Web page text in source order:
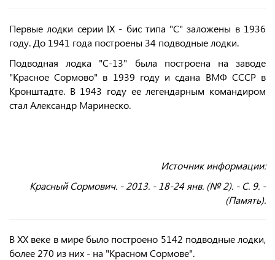
Первые лодки серии IX - бис типа "С" заложены в 1936
году. До 1941 года построены 34 подводные лодки.
Подводная лодка "С-13" была построена на заводе
"Красное Сормово" в 1939 году и сдана ВМФ СССР в
Кронштадте. В 1943 году ее легендарным командиром
стал Александр Маринеско.
Источник информации:
Красный Сормович. - 2013. - 18-24 янв. (№ 2). - С. 9. -
(Память).
В ХХ веке в мире было построено 5142 подводные лодки,
более 270 из них - на "Красном Сормове".